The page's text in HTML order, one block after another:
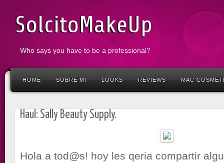
SolcitoMakeUp
Who says you have to be a professional?
HOME SOBRE MI LOOKS REVIEWS MAC
Haul: Sally Beauty Supply.
Hola a tod@s! hoy les qeria compartir